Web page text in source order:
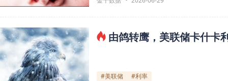
由鸽转鹰，美联储卡什卡
#美联储
#利率